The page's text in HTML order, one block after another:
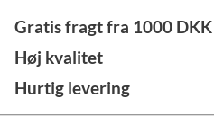
Gratis fragt fra 1000 DKK
Høj kvalitet
Hurtig levering